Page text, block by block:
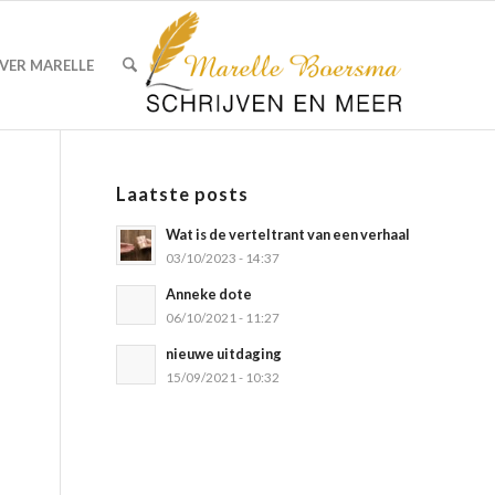
MARELLE
Laatste posts
Wat is de verteltrant van een verhaal
03/10/2023 - 14:37
Anneke dote
06/10/2021 - 11:27
nieuwe uitdaging
15/09/2021 - 10:32